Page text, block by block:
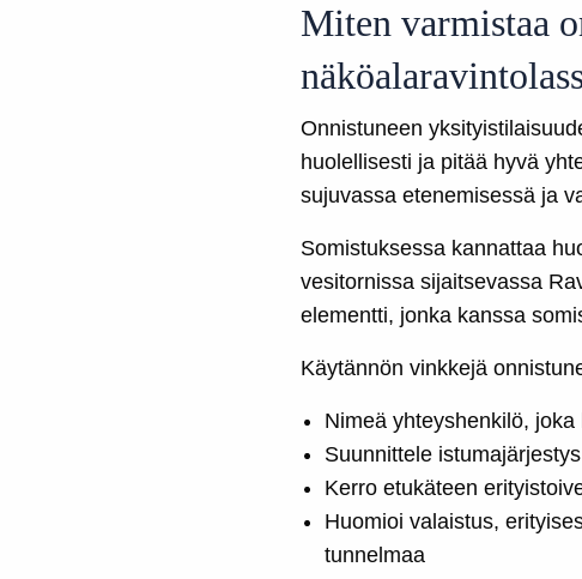
Miten varmistaa
Onnistuneen
huolellisesti ja pitää hyvä
sujuvassa etenemisessä ja
Somistuksessa kannattaa
vesitornissa sijaitsevassa
elementti, jonka kanssa
Käytännön vinkkejä
Nimeä yhteyshenkilö,
Suunnittele
Kerro etukäteen
Huomioi valaistus,
tunnelmaa